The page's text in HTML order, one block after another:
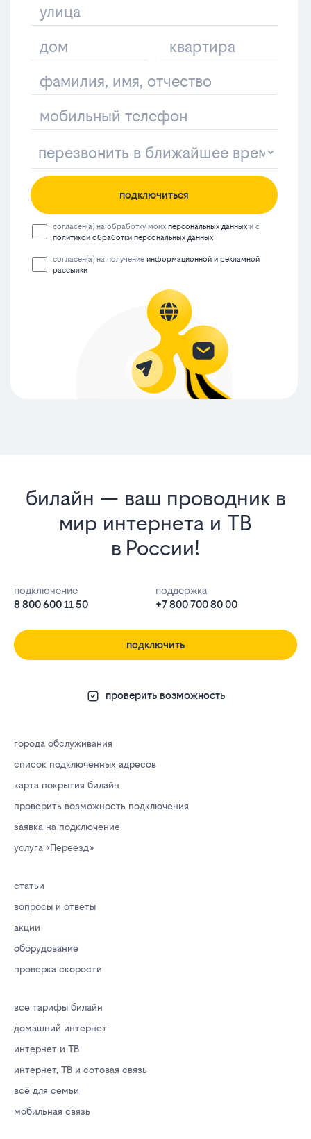
подключиться
согласен(а) на обработку моихперсональных данных и с
политикой обработки персональных данных
согласен(а) на получениеинформационной и рекламной
рассылки
билайн — ваш проводник в
мир интернета и ТВ
в России!
подключение
8 800 600 11 50
поддержка
+7 800 700 80 00
подключить
проверить возможность
города обслуживания
список подключенных адресов
карта покрытия билайн
проверить возможность подключения
заявка на подключение
услуга «Переезд»
статьи
вопросы и ответы
акции
оборудование
проверка скорости
все тарифы билайн
домашний интернет
интернет и ТВ
интернет, ТВ и сотовая связь
всё для семьи
мобильная связь